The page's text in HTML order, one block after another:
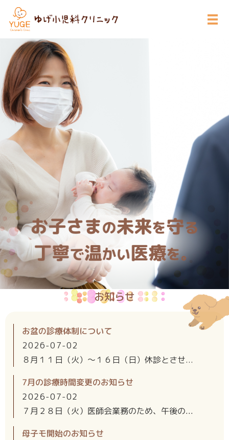
お知らせ
お盆の診療体制について
2026-07-02
８月１１日（火）～１６日（日）休診とさせ...
7月の診療時間変更のお知らせ
2026-07-02
７月２８日（火）医師会業務のため、午後の...
母子モ開始のお知らせ